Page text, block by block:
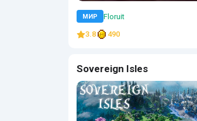
МИР Floruit
3.8 490
Sovereign Isles